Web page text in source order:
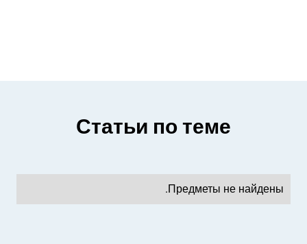
Статьи по теме
Предметы не найдены.